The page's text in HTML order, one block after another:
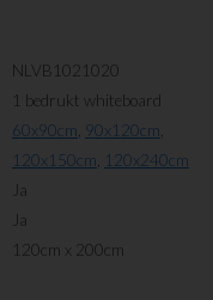
NLVB1021020
1 bedrukt whiteboard
60x90cm 90x120cm
120x150cm
120x240cm
Ja
Ja
120cm x 200cm